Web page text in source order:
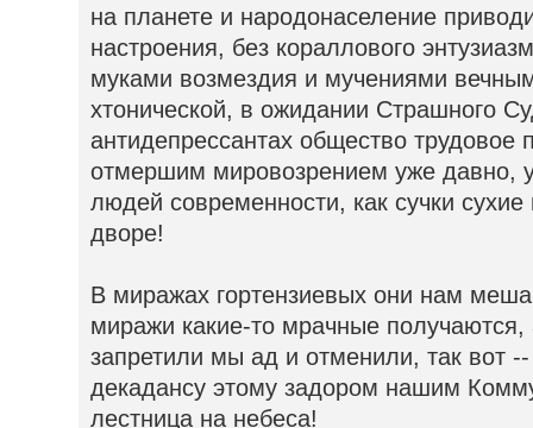
на планете и народонаселение
настроения, без кораллового
муками возмездия и мучениями
хтонической, в ожидании Страшного
антидепрессантах общество трудовое
отмершим мировозрением уже давно,
людей современности, как сучки
дворе!
В миражах гортензиевых они нам
миражи какие-то мрачные
запретили мы ад и отменили, так вот
декадансу этому задором нашим
лестница на небеса!